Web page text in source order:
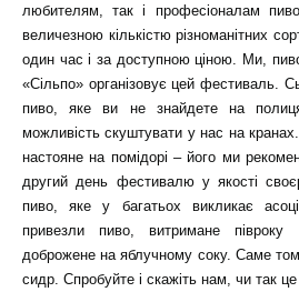
любителям, так і професіоналам
величезною кількістю різноманітних
один час і за доступною ціною. Ми,
«Сільпо» організовує цей фестиваль.
пиво, яке ви не знайдете на
можливість скуштувати у нас на
настояне на помідорі – його ми
другий день фестивалю у якості
пиво, яке у багатьох викликає
привезли пиво, витримане
доброжене на яблучному соку. Саме
сидр. Спробуйте і скажіть нам, чи так